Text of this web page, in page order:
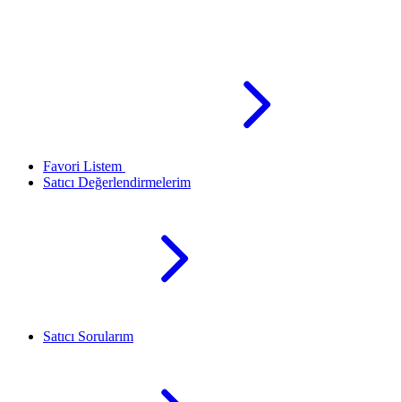
Favori Listem
Satıcı Değerlendirmelerim
Satıcı Sorularım